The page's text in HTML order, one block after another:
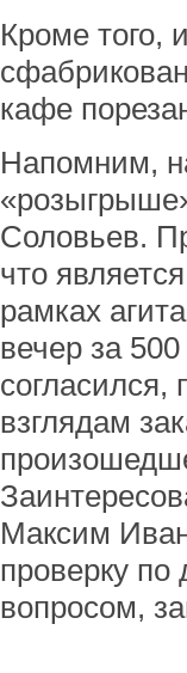
Кроме того,
кафе
Напомним,
Соловьев.
что
рамках
вечер за
согласился,
взглядам
Максим
проверку
вопросом,